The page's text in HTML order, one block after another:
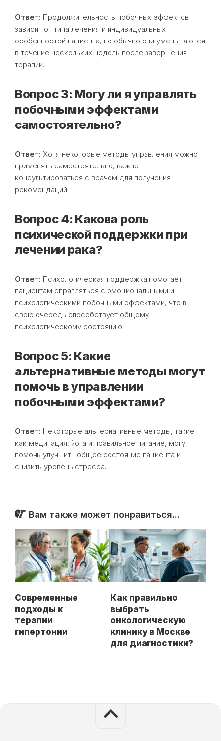
Ответ: Продолжительность побочных эффектов
зависит от типа лечения и индивидуальных
особенностей пациента, но обычно они уменьшаются
в течение нескольких недель после завершения
терапии.
Вопрос 3: Могу ли я управлять
побочными эффектами
самостоятельно?
Ответ: Хотя некоторые методы управления можно
применять самостоятельно, важно
консультироваться с врачом для получения
рекомендаций.
Вопрос 4: Какова роль
психической поддержки при
лечении рака?
Ответ: Психологическая поддержка помогает
пациентам справляться с эмоциональными и
психологическими побочными эффектами, что в
свою очередь способствует общему
психологическому состоянию.
Вопрос 5: Какие
альтернативные методы могут
помочь в управлении
побочными эффектами?
Ответ: Некоторые альтернативные методы, такие
как медитация, йога и правильное питание, могут
помочь улучшить общее состояние пациента и
снизить уровень стресса.
Вам также может понравиться...
Современные
подходы к
терапии
гипертонии
Как правильно
выбрать
онкологическую
клинику в Москве
для диагностики?